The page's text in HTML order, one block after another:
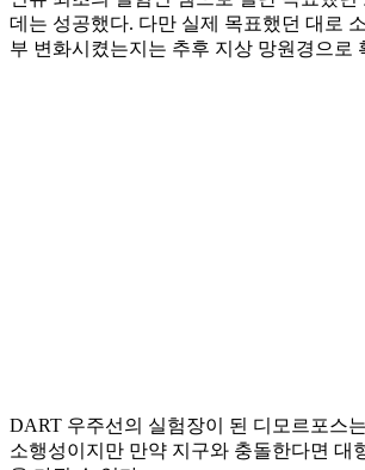
데는 성공했다. 다만 실제 목표했던 대로
부 변화시켰는지는 추후 지상 망원경으로
DART 우주선의 실험장이 된 디모르포스
소행성이지만 만약 지구와 충돌한다면 대